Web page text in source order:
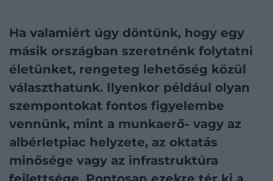
Ha valamiért úgy döntünk, hogy egy
másik országban szeretnénk folytatni
életünket, rengeteg lehetőség közül
választhatunk. Ilyenkor például olyan
szempontokat fontos figyelembe
vennünk, mint a munkaerő- vagy az
albérletpiac helyzete, az oktatás
minősége vagy az infrastruktúra